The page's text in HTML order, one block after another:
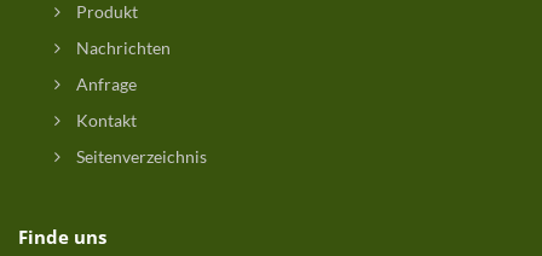
Produkt
Nachrichten
Anfrage
Kontakt
Seitenverzeichnis
Finde uns